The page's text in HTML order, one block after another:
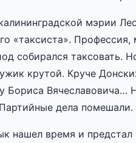
мэрии
«таксиста».
собирался таксовать.
крутой. Круче
Бориса Вячеславовича…
дела помешали.
нашел время и